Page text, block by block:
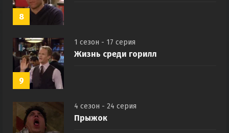
8
9
1 сезон - 17 серия
Жизнь среди горилл
4 сезон - 24 серия
Прыжок